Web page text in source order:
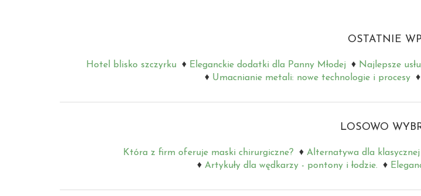
OSTATNIE
Hotel blisko szczyrku Eleganckie dodatki dla Panny Młodej Najlepsze
Umacnianie metali: nowe technologie i procesy
LOSOWO
Która z firm oferuje maski chirurgiczne? Alternatywa dla
Artykuły dla wędkarzy - pontony i łodzie.